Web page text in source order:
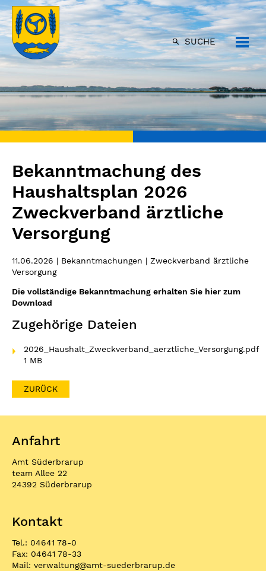
SUCHE
Bekanntmachung des
Haushaltsplan 2026
Zweckverband ärztliche
Versorgung
11.06.2026 | Bekanntmachungen | Zweckverband ärztliche
Versorgung
Die vollständige Bekanntmachung erhalten Sie hier zum
Download
Zugehörige Dateien
2026_Haushalt_Zweckverband_aerztliche_Versorgung.pdf
1 MB
ZURÜCK
Anfahrt
Amt Süderbrarup
team Allee 22
24392 Süderbrarup
Kontakt
Tel.: 04641 78-0
Fax: 04641 78-33
Mail: verwaltung@amt-suederbrarup.de